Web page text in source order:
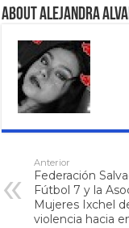
About Alejandra
Anterior
Federación
Fútbol 7 y la
Mujeres Ixchel
violencia hacia